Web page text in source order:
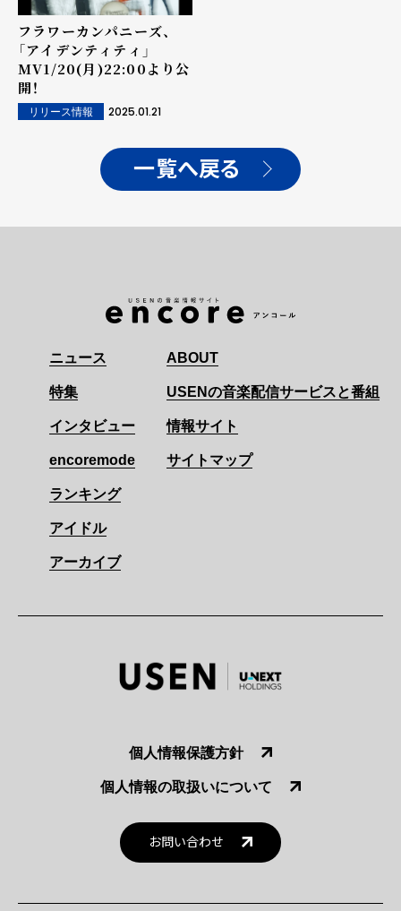
フラワーカンパニーズ、
「アイデンティティ」
MV1/20(月)22:00より公
開！
リリース情報 2025.01.21
一覧へ戻る
ニュース
特集
インタビュー
encoremode
ランキング
アイドル
アーカイブ
ABOUT
USENの音楽配信サービスと番組
情報サイト
サイトマップ
個人情報保護方針
個人情報の取扱いについて
お問い合わせ